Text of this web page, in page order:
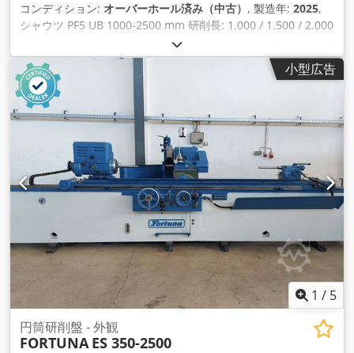
コンディション: オーバーホール済み（中古） , 製造年: 2025,
シャウツ PF5 UB 1000-2500 mm 研削長: 1.000 / 1.500 / 2.000
/ 2.500 mm センター高さ: 180 / 225 mm (オプションでさらに
可能) 工作物重量: 350 / 500 / 800 kg (オプションでさらに可能)
さらに自由に選択可能なオプション - Siemens Sinumerik One
またはFanuc 0iTF-Plus制御システムを搭載した全く新しい制御
盤 - GSNユーザーインターフェースによる迅速なセットアップ
- ダイヤトロニック測定装置 - B軸は自由に位置決め可能 - 2台
目の外付け砥石 - 内面研削ユニット - センター昇降 - ダイヤモ
ンドフォームロール用ドレススピンドル - バランシングと研削
センサー - テールストック油圧クランプ/アンクランプ - 自動シ
ーメンスドアドライブ - 19インチ/22インチスクリーン - リモ
ートメンテナンス - ニードルノズルへの変更 - 適切なクーラン
ト/排気システム - 自動化準備 Csdefg Tazepfx Anujrf - その他
多数 既存のストックマシンのオーバーホールも承ります！
Schaudt/Studer/Kellenberger/Bahmüller/Voumard/Overbe
ck/Fortuna/T acchellaなど。
小型広告
1 / 5
円筒研削盤 - 外観
FORTUNA ES 350-2500